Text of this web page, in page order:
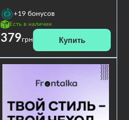
+19 бонусов
Есть в наличии
379грн Купить